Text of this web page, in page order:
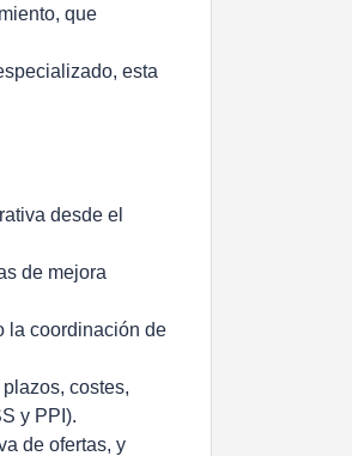
que
esta
desde el
de mejora
la coordinación de
costes,
y PPI).
de ofertas, y